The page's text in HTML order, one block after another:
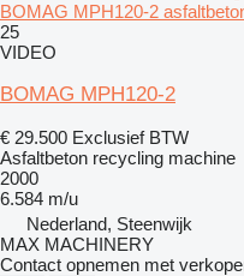
BOMAG MPH120-2
25
VIDEO
BOMAG MPH120-2
€ 29.500 Exclusief BTW
Asfaltbeton recycling machine
2000
6.584 m/u
Nederland, Steenwijk
MAX MACHINERY
Contact opnemen met